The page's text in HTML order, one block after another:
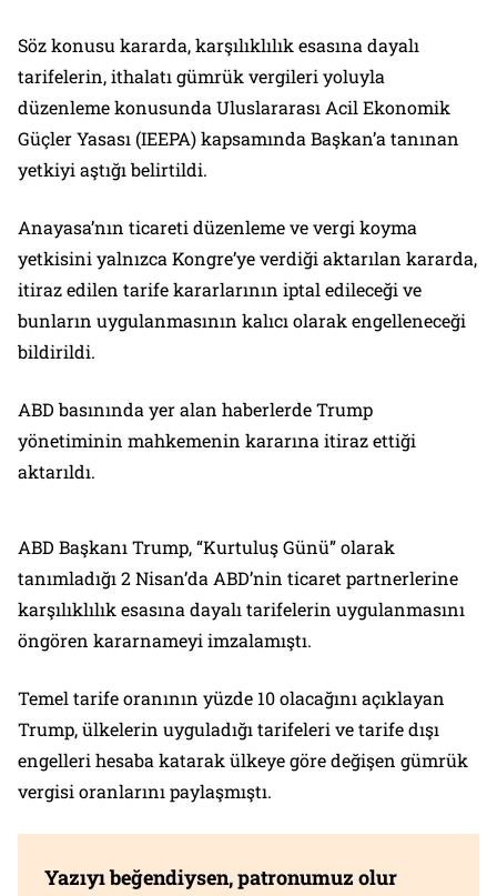
Söz konusu kararda, karşılıklılık esasına dayalı
tarifelerin, ithalatı gümrük vergileri yoluyla
düzenleme konusunda Uluslararası Acil Ekonomik
Güçler Yasası (IEEPA) kapsamında Başkan’a tanınan
yetkiyi aştığı belirtildi.
Anayasa’nın ticareti düzenleme ve vergi koyma
yetkisini yalnızca Kongre’ye verdiği aktarılan kararda,
itiraz edilen tarife kararlarının iptal edileceği ve
bunların uygulanmasının kalıcı olarak engelleneceği
bildirildi.
ABD basınında yer alan haberlerde Trump
yönetiminin mahkemenin kararına itiraz ettiği
aktarıldı.
ABD Başkanı Trump, “Kurtuluş Günü” olarak
tanımladığı 2 Nisan’da ABD’nin ticaret partnerlerine
karşılıklılık esasına dayalı tarifelerin uygulanmasını
öngören kararnameyi imzalamıştı.
Temel tarife oranının yüzde 10 olacağını açıklayan
Trump, ülkelerin uyguladığı tarifeleri ve tarife dışı
engelleri hesaba katarak ülkeye göre değişen gümrük
vergisi oranlarını paylaşmıştı.
Yazıyı beğendiysen, patronumuz olur